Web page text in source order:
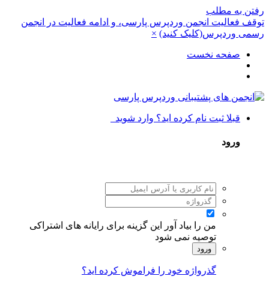
رفتن به مطلب
توقف فعالیت انجمن وردپرس پارسی، و ادامه فعالیت در انجمن
رسمی وردپرس(کلیک کنید) ×
صفحه نخست
قبلا ثبت نام کرده اید؟ وارد شوید
ورود
من را بیاد آور
این گزینه برای رایانه های اشتراکی
توصیه نمی شود
ورود
گذرواژه خود را فراموش کرده اید؟